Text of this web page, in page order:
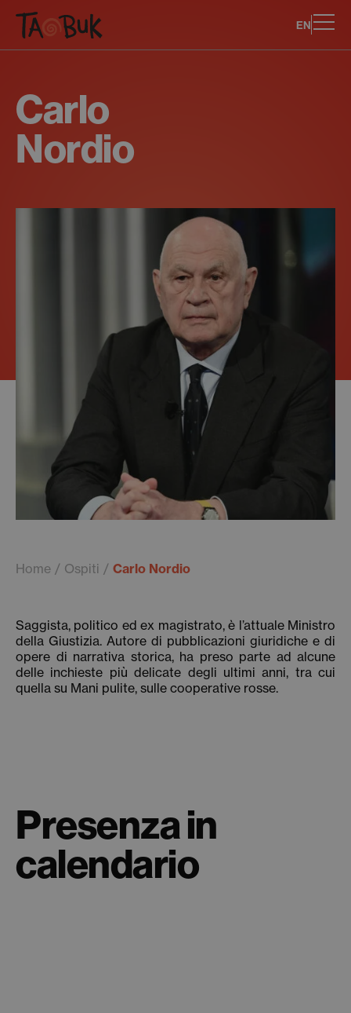
EN
Carlo
Nordio
Home Ospiti Carlo Nordio
Saggista, politico ed ex magistrato, è l’attuale Ministro
della Giustizia. Autore di pubblicazioni giuridiche e di
opere di narrativa storica, ha preso parte ad alcune
delle inchieste più delicate degli ultimi anni, tra cui
quella su Mani pulite, sulle cooperative rosse.
Presenza in
calendario